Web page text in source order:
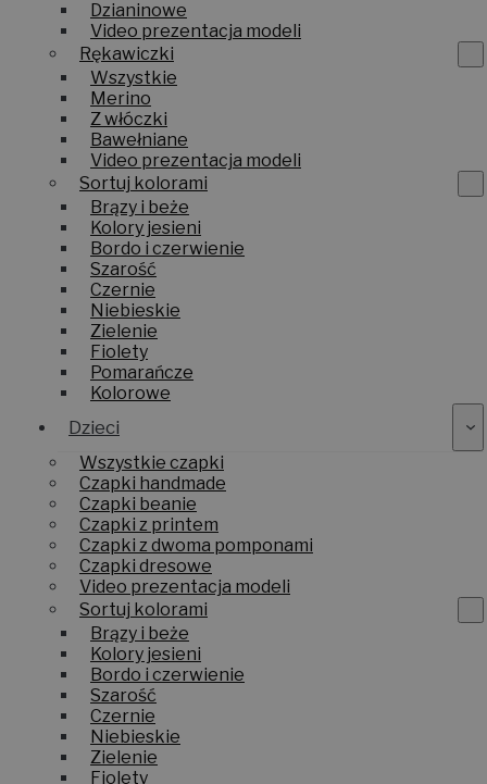
Dzianinowe
Video prezentacja modeli
Rękawiczki
Wszystkie
Merino
Z włóczki
Bawełniane
Video prezentacja modeli
Sortuj kolorami
Brązy i beże
Kolory jesieni
Bordo i czerwienie
Szarość
Czernie
Niebieskie
Zielenie
Fiolety
Pomarańcze
Kolorowe
Dzieci
Wszystkie czapki
Czapki handmade
Czapki beanie
Czapki z printem
Czapki z dwoma pomponami
Czapki dresowe
Video prezentacja modeli
Sortuj kolorami
Brązy i beże
Kolory jesieni
Bordo i czerwienie
Szarość
Czernie
Niebieskie
Zielenie
Fiolety